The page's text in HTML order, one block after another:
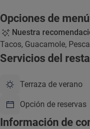
Opciones de menú
Nuestra
Tacos, Guacamole,
Servicios del
Terraza de verano
Opción de reservas
Información de